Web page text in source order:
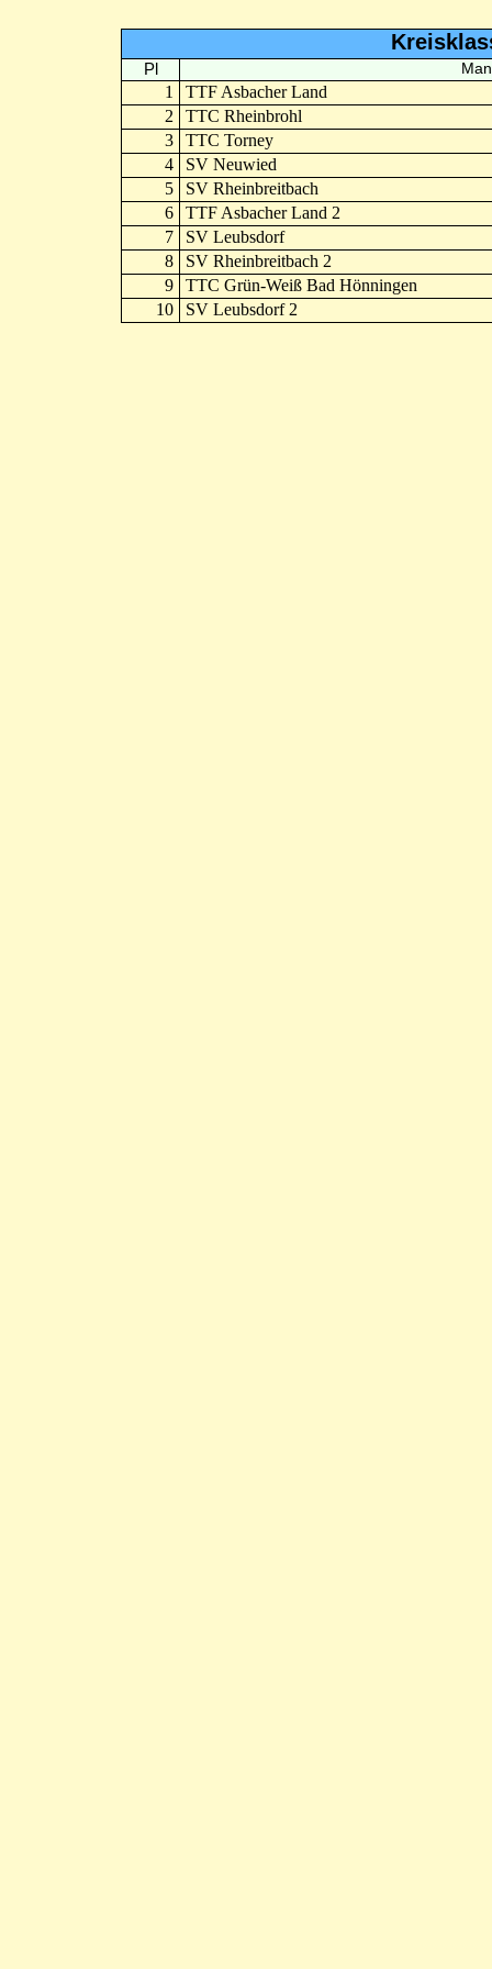
Pl
1
TTF Asbacher Land
2
TTC Rheinbrohl
3
TTC Torney
4
SV Neuwied
5
SV Rheinbreitbach
6
TTF Asbacher Land 2
7
SV Leubsdorf
8
SV Rheinbreitbach 2
9
TTC Grün-Weiß Bad Hönningen
10
SV Leubsdorf 2